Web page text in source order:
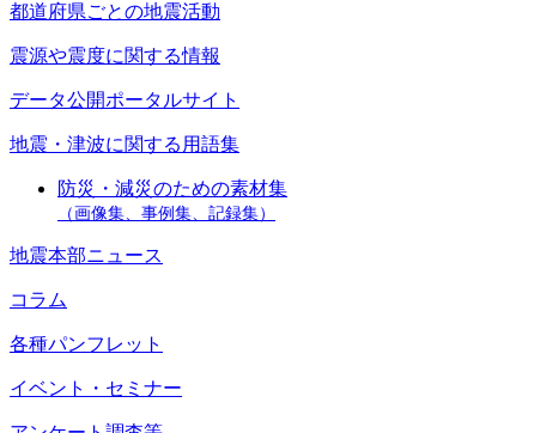
都道府県ごとの地震活動
震源や震度に関する情報
データ公開ポータルサイト
地震・津波に関する用語集
防災・減災のための素材集
（画像集、事例集、記録集）
地震本部ニュース
コラム
各種パンフレット
イベント・セミナー